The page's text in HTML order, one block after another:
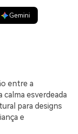
Gemini
entre a
esverdeada
para designs
e